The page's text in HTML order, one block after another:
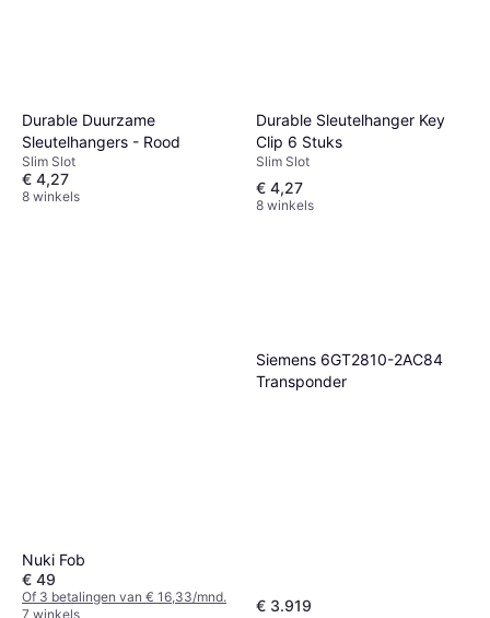
Durable Duurzame
Sleutelhangers - Rood
Slim Slot
€ 4,27
8 winkels
Durable Sleutelhanger Key
Clip 6 Stuks
Slim Slot
€ 4,27
8 winkels
Nuki Fob
€ 49
Of 3 betalingen van € 16,33/mnd.
7 winkels
Siemens 6GT2810-2AC84
Transponder
€ 3.919